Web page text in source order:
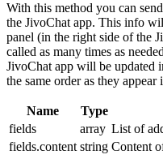
With this method you can
the JivoChat app. This info
panel (in the right side of the
called as many times as
JivoChat app will be updated
the same order as they appear
Name Type
fields
array List of
fields.content string Content